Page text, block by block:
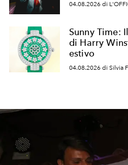
04.08.2026 di
Sunny Time:
di Harry
estivo
04.08.2026 di Silvia